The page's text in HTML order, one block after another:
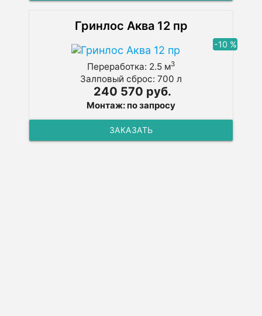
Гринлос Аква 12 пр
-10 %
Переработка: 2.5 м3
Залповый сброс: 700 л
240 570 руб.
Монтаж: по запросу
ЗАКАЗАТЬ